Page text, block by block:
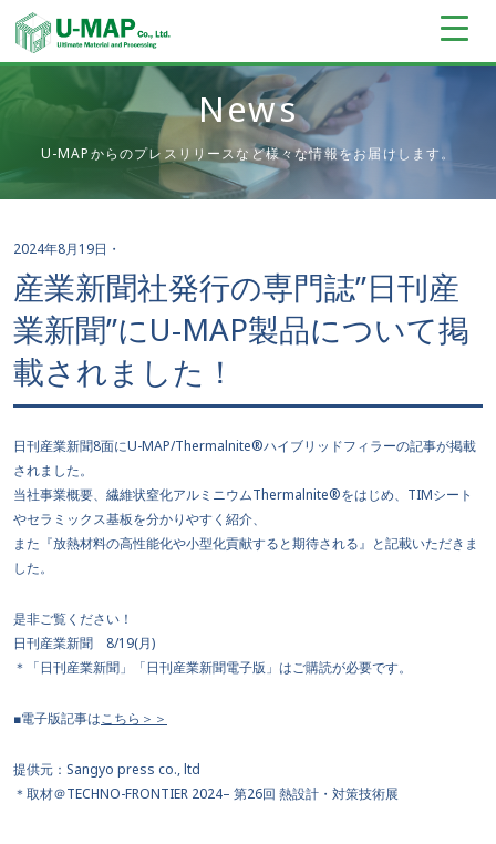
News
U-MAPからのプレスリリースなど様々な情報をお届けします。
2024年8月19日 ・
産業新聞社発行の専門誌”日刊産
業新聞”にU-MAP製品について掲
載されました！
日刊産業新聞8面にU-MAP/Thermalnite®ハイブリッドフィラーの記事が掲載
されました。
当社事業概要、繊維状窒化アルミニウムThermalnite®をはじめ、TIMシート
やセラミックス基板を分かりやすく紹介、
また『放熱材料の高性能化や小型化貢献すると期待される』と記載いただきま
した。
是非ご覧ください！
日刊産業新聞 8/19(月)
＊「日刊産業新聞」「日刊産業新聞電子版」はご購読が必要です。
■電子版記事はこちら＞＞
提供元：Sangyo press co., ltd
＊取材＠TECHNO-FRONTIER 2024– 第26回 熱設計・対策技術展